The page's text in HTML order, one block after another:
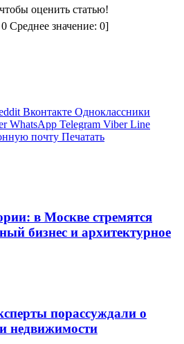
оценить статью!
0 Среднее значение: 0]
Вконтакте Одноклассники
WhatsApp Telegram Viber Line
почту Печатать
в Москве стремятся
бизнес и архитектурное
порассуждали о
недвижимости